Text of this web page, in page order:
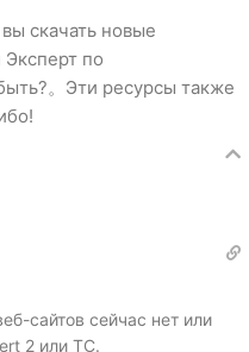
скачать новые
по
。Эти ресурсы также
сайтов сейчас нет или
2 или TC.